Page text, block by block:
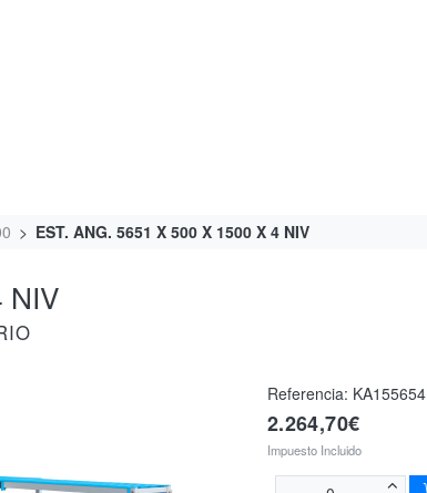
EST. ANG. 5651 X 500 X 1500 X 4 NIV
NIV
Referencia: KA155654
2.264,70€
Impuesto Incluido